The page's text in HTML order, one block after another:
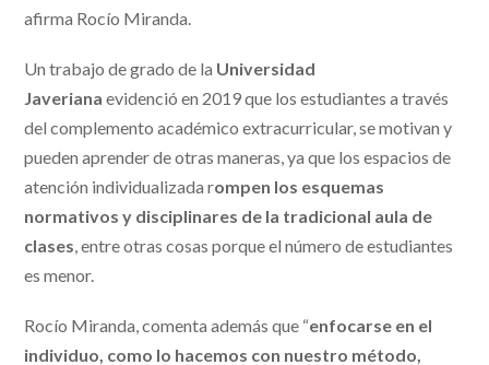
afirma Rocío Miranda.
Un trabajo de grado de la Universidad
Javeriana evidenció en 2019 que los estudiantes a través
del complemento académico extracurricular, se motivan y
pueden aprender de otras maneras, ya que los espacios de
atención individualizada rompen los esquemas
normativos y disciplinares de la tradicional aula de
clases , entre otras cosas porque el número de estudiantes
es menor.
Rocío Miranda, comenta además que “enfocarse en el
individuo, como lo hacemos con nuestro método,